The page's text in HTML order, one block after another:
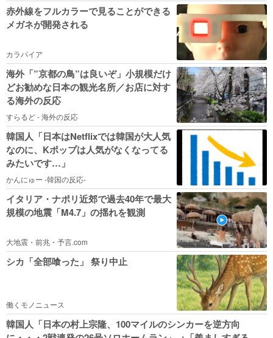
赤外線をフルカラーで見ることができる
メガネが開発される
カラパイア
海外「”京都の鳥”は良いぞ」小規模だけ
どお勧めな日本の観光名所／お店に対す
る海外の反応
すらるど - 海外の反応
韓国人「日本はNetflixでは韓国が大人気
なのに、Kポップは人気がなくなってる
みたいです…」
かんにゅー -韓国の反応-
イタリア・ナポリ近郊で過去40年で最大
規模の地震「M4.7」の揺れを観測
大地震・前兆・予言.com
シカ「全部喰った」 祭り中止
働くモノニュース
韓国人「日本の村上宗隆、100マイルのシンカーを逆方向